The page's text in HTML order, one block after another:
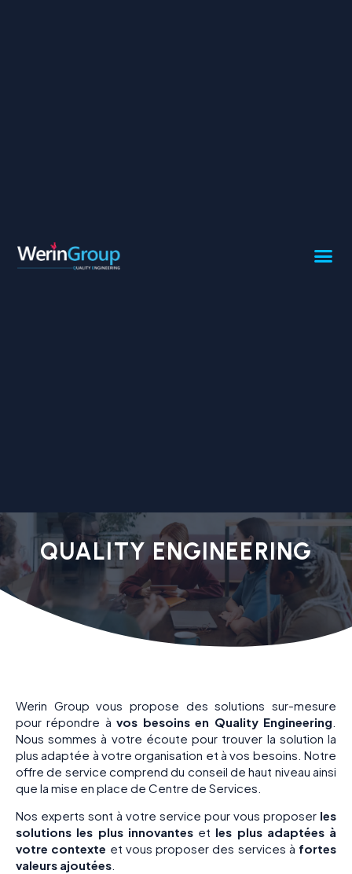
QUALITY ENGINEERING
Werin Group vous propose des solutions sur-mesure
pour répondre àvos besoins en Quality Engineering
Nous sommes à votre écoute pour trouver la solution la
plus adaptée à votre organisation et à vos besoins. Notre
offre de service comprend du conseil de haut niveau ainsi
que la mise en place de Centre de Services.
Nos experts sont à votre service pour vous proposer les
solutions les plus innovanteset les plus adaptées à
votre contexte et vous proposer des services à fortes
valeurs ajoutées